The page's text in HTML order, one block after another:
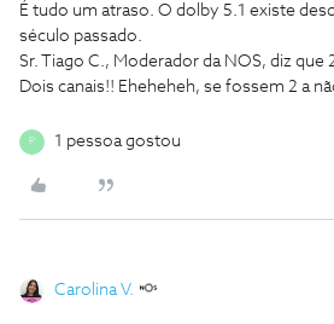
É tudo um atraso. O dolby 5.1 existe
século passado.
Sr. Tiago C., Moderador da NOS, diz que
Dois canais!! Eheheheh, se fossem 2 a
P 1 pessoa gostou
Carolina V.